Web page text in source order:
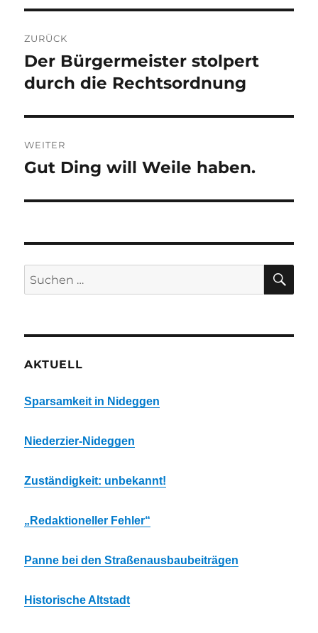
ZURÜCK
Vorheriger
Beitrag:
Der Bürgermeister stolpert
durch die Rechtsordnung
WEITER
Nächster
Gut Ding will Weile haben.
Suchen
nach:
AKTUELL
Sparsamkeit in Nideggen
Niederzier-Nideggen
Zuständigkeit: unbekannt!
„Redaktioneller Fehler“
Panne bei den Straßenausbaubeiträgen
Historische Altstadt